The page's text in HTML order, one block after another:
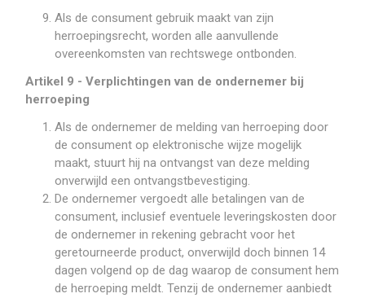
Als de consument gebruik maakt van zijn
herroepingsrecht, worden alle aanvullende
overeenkomsten van rechtswege ontbonden.
Artikel 9 - Verplichtingen van de ondernemer bij
herroeping
Als de ondernemer de melding van herroeping door
de consument op elektronische wijze mogelijk
maakt, stuurt hij na ontvangst van deze melding
onverwijld een ontvangstbevestiging.
De ondernemer vergoedt alle betalingen van de
consument, inclusief eventuele leveringskosten door
de ondernemer in rekening gebracht voor het
geretourneerde product, onverwijld doch binnen 14
dagen volgend op de dag waarop de consument hem
de herroeping meldt. Tenzij de ondernemer aanbiedt